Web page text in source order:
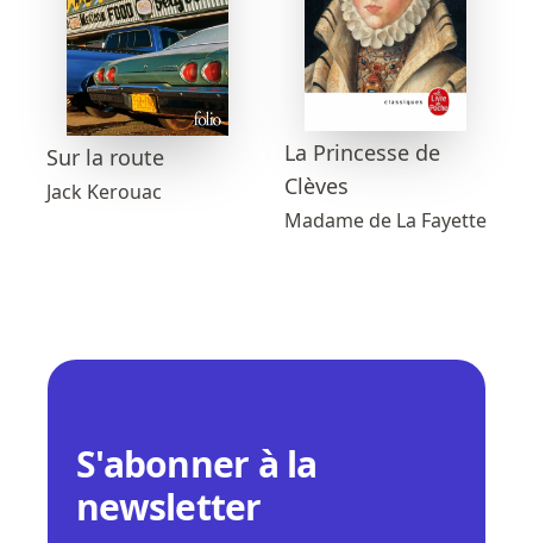
Sur la route
Jack Kerouac
La Princesse de
Clèves
Madame de La Fayette
S'abonner à la
newsletter